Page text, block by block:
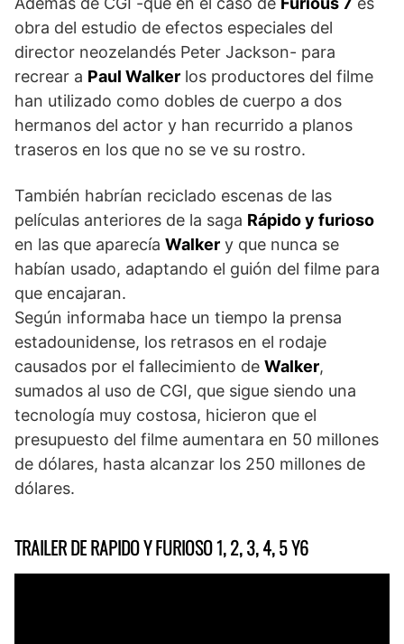
obra del estudio de efectos especiales del
director neozelandés Peter Jackson- para
recrear a Paul Walker los productores del filme
han utilizado como dobles de cuerpo a dos
hermanos del actor y han recurrido a planos
traseros en los que no se ve su rostro.
También habrían reciclado escenas de las
películas anteriores de la saga Rápido y furioso
en las que aparecía Walker y que nunca se
habían usado, adaptando el guión del filme para
que encajaran.
Según informaba hace un tiempo la prensa
estadounidense, los retrasos en el rodaje
causados por el fallecimiento de Walker,
sumados al uso de CGI, que sigue siendo una
tecnología muy costosa, hicieron que el
presupuesto del filme aumentara en 50 millones
de dólares, hasta alcanzar los 250 millones de
dólares.
TRAILER DE RAPIDO Y FURIOSO 1, 2, 3, 4, 5 Y6